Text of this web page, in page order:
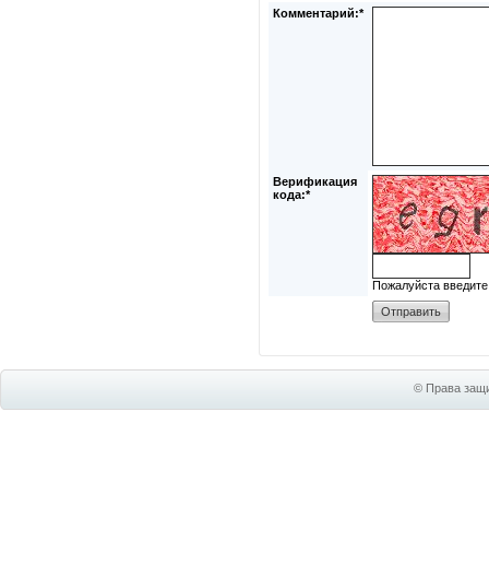
Комментарий:*
Верификация
кода:*
Пожалуйста
© Права